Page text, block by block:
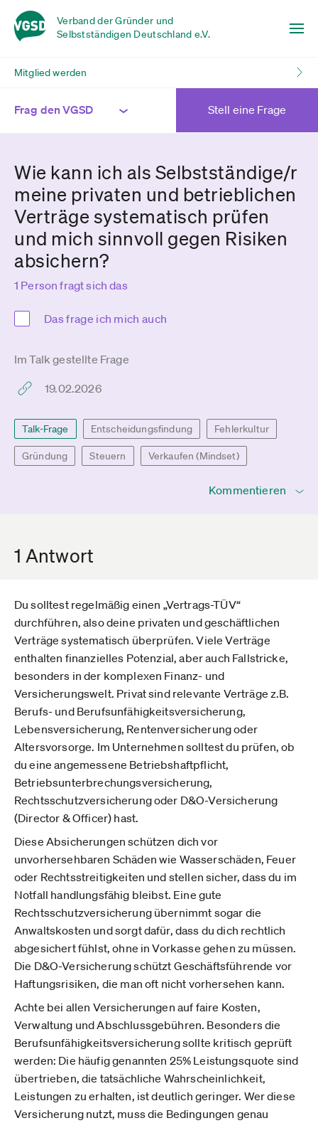
Verband der Gründer und
Selbstständigen Deutschland e.V.
Mitglied werden
Frag den VGSD Stell eine Frage
Wie kann ich als Selbstständige/r
meine privaten und betrieblichen
Verträge systematisch prüfen
und mich sinnvoll gegen Risiken
absichern?
1 Person fragt sich das
Das frage ich mich auch
Im Talk gestellte Frage
19.02.2026
Talk-Frage Entscheidungsfindung Fehlerkultur
Gründung Steuern Verkaufen (Mindset)
Kommentieren
1 Antwort
Du solltest regelmäßig einen „Vertrags-TÜV“
durchführen, also deine privaten und geschäftlichen
Verträge systematisch überprüfen. Viele Verträge
enthalten finanzielles Potenzial, aber auch Fallstricke,
besonders in der komplexen Finanz- und
Versicherungswelt. Privat sind relevante Verträge z.B.
Berufs- und Berufsunfähigkeitsversicherung,
Lebensversicherung, Rentenversicherung oder
Altersvorsorge. Im Unternehmen solltest du prüfen, ob
du eine angemessene Betriebshaftpflicht,
Betriebsunterbrechungsversicherung,
Rechtsschutzversicherung oder D&O-Versicherung
(Director & Officer) hast.
Diese Absicherungen schützen dich vor
unvorhersehbaren Schäden wie Wasserschäden, Feuer
oder Rechtsstreitigkeiten und stellen sicher, dass du im
Notfall handlungsfähig bleibst. Eine gute
Rechtsschutzversicherung übernimmt sogar die
Anwaltskosten und sorgt dafür, dass du dich rechtlich
abgesichert fühlst, ohne in Vorkasse gehen zu müssen.
Die D&O-Versicherung schützt Geschäftsführende vor
Haftungsrisiken, die man oft nicht vorhersehen kann.
Achte bei allen Versicherungen auf faire Kosten,
Verwaltung und Abschlussgebühren. Besonders die
Berufsunfähigkeitsversicherung sollte kritisch geprüft
werden: Die häufig genannten 25% Leistungsquote sind
übertrieben, die tatsächliche Wahrscheinlichkeit,
Leistungen zu erhalten, ist deutlich geringer. Wer diese
Versicherung nutzt, muss die Bedingungen genau